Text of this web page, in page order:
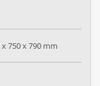
x 750 x 790 mm